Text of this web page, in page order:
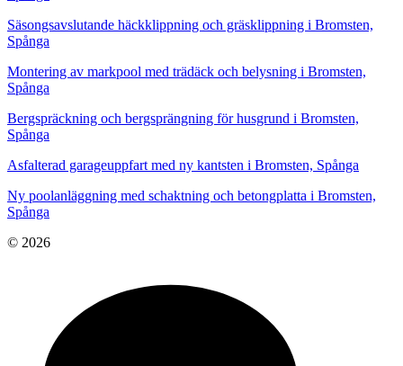
Säsongsavslutande häckklippning och gräsklippning i Bromsten,
Spånga
Montering av markpool med trädäck och belysning i Bromsten,
Spånga
Bergspräckning och bergsprängning för husgrund i Bromsten,
Spånga
Asfalterad garageuppfart med ny kantsten i Bromsten, Spånga
Ny poolanläggning med schaktning och betongplatta i Bromsten,
Spånga
© 2026